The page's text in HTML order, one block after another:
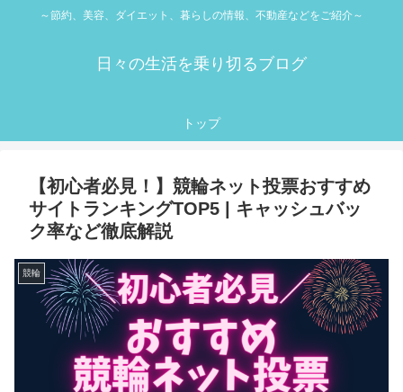
～節約、美容、ダイエット、暮らしの情報、不動産などをご紹介～
日々の生活を乗り切るブログ
トップ
【初心者必見！】競輪ネット投票おすすめ
サイトランキングTOP5 | キャッシュバッ
ク率など徹底解説
競輪